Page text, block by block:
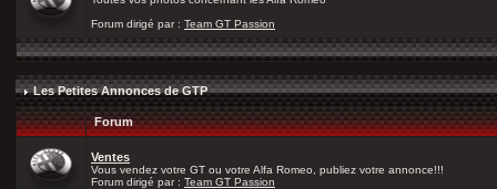
Forum dirigé par : Team GT Passion
Les Petites Annonces de GTP
Forum
Ventes
Vous vendez votre GT ou votre Alfa Romeo, publiez votre annonce!!!
Forum dirigé par : Team GT Passion